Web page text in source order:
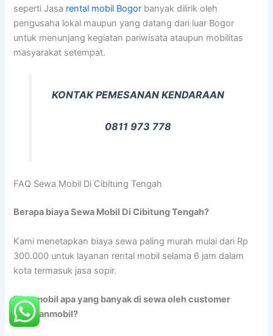
seperti Jasa rental mobil Bogor banyak dilirik oleh
pengusaha lokal maupun yang datang dari luar Bogor
untuk menunjang kegiatan pariwisata ataupun mobilitas
masyarakat setempat.
KONTAK PEMESANAN KENDARAAN
0811 973 778
FAQ Sewa Mobil Di Cibitung Tengah
Berapa biaya Sewa Mobil Di Cibitung Tengah?
Kami menetapkan biaya sewa paling murah mulai dari Rp
300.000 untuk layanan rental mobil selama 6 jam dalam
kota termasuk jasa sopir.
Tipe mobil apa yang banyak di sewa oleh customer
rentalanmobil?